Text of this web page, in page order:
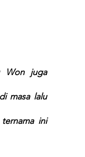
Tak hanya BH Entertainment dan YG Entertainment, Hyo Joo dan Dong Won juga
masa lalu
ini